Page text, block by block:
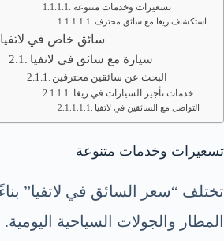
تسعيرات وخدمات متنوعة
استكشاف ريغا مع سائق محترف
سائق خاص في لاتفيا
سيارة مع سائق في لاتفيا
البحث عن سائقين محترفين
خدمات تأجير السيارات في ريغا
التواصل مع السائقين في لاتفيا
تسعيرات وخدمات متنوعة
المطار والجولات السياحية